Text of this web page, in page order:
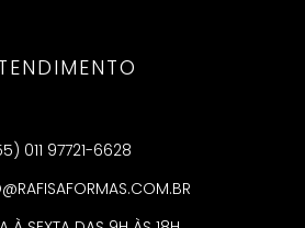
011 97721-6628